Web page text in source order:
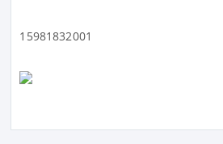
15981832001